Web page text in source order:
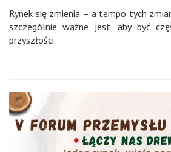
Rynek się zmienia – a tempo tych
szczególnie ważne jest, aby być
przyszłości.